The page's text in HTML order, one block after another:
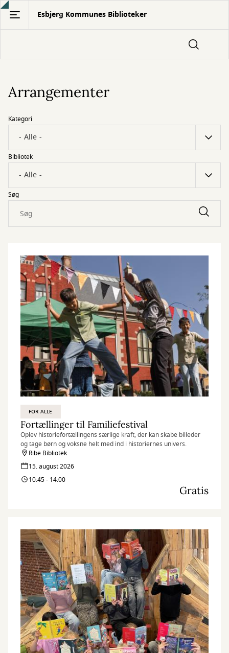
Gå
hovedindhold
Esbjerg Kommunes Biblioteker
Arrangementer
Kategori
Bibliotek
Søg
FOR ALLE
Fortællinger til Familiefestival
Oplev historiefortællingens særlige kraft, der kan skabe billeder
og tage børn og voksne helt med ind i historiernes univers.
Ribe Bibliotek
15. august 2026
10:45 - 14:00
Gratis